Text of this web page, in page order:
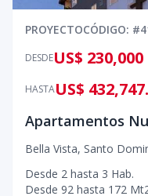
PROYECTOCÓDIGO: #
DESDEUS$ 230,000
HASTAUS$
Apartamentos
Bella Vista, Santo
Desde 2 hasta 3 Hab.
Desde 92 hasta 172